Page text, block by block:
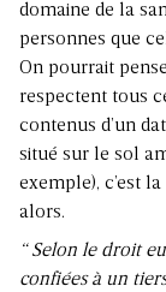
domaine de la
personnes que
On pourrait
respectent tous
contenus d’un
situé sur le sol
exemple), c’est
alors.
“ Selon le droit
confiées à un